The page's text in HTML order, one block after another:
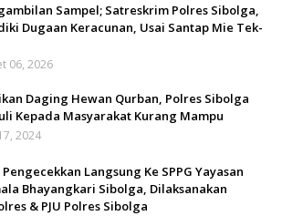
Sampel; Satreskrim Polres Sibolga,
Dugaan Keracunan, Usai Santap Mie Tek-
06, 2026
Daging Hewan Qurban, Polres Sibolga
Kepada Masyarakat Kurang Mampu
2024
Langsung Ke SPPG Yayasan
Bhayangkari Sibolga, Dilaksanakan
& PJU Polres Sibolga